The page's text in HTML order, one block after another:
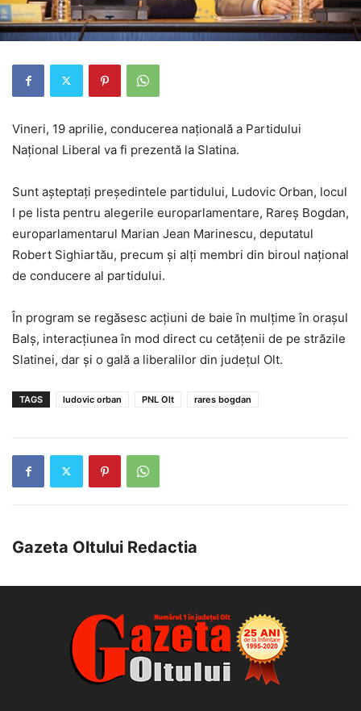
Vineri, 19 aprilie, conducerea națională a Partidului
Național Liberal va fi prezentă la Slatina.
Sunt așteptați președintele partidului, Ludovic Orban, locul
I pe lista pentru alegerile europarlamentare, Rareș Bogdan,
europarlamentarul Marian Jean Marinescu, deputatul
Robert Sighiartău, precum și alți membri din biroul național
de conducere al partidului.
În program se regăsesc acțiuni de baie în mulțime în orașul
Balș, interacțiunea în mod direct cu cetățenii de pe străzile
Slatinei, dar și o gală a liberalilor din județul Olt.
TAGS ludovic orban PNL Olt rares bogdan
Gazeta Oltului Redactia